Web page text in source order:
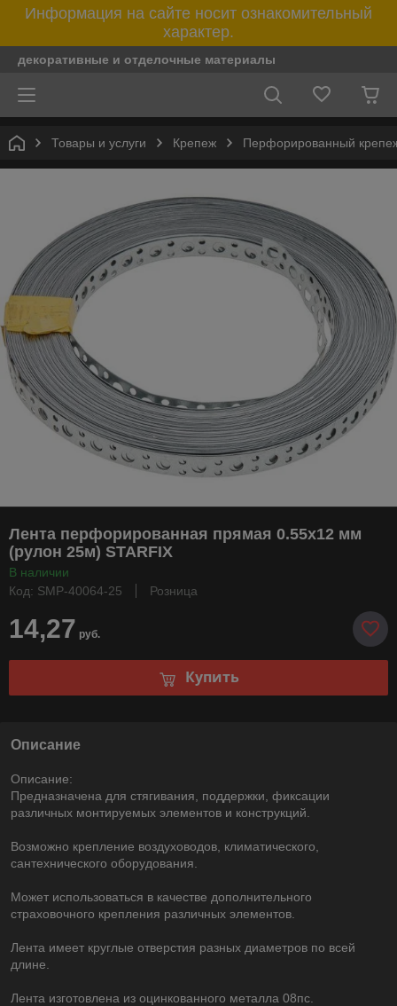
Информация на сайте носит ознакомительный
характер.
декоративные и отделочные материалы
Товары и услуги Крепеж Перфорированный
Лента перфорированная прямая 0.55х12 мм
(рулон 25м) STARFIX
В наличии
Код: SMP-40064-25
Розница
14,27 руб.
Купить
Описание
Описание:
Предназначена для стягивания, поддержки, фиксации
различных монтируемых элементов и конструкций.
Возможно крепление воздуховодов, климатического,
сантехнического оборудования.
Может использоваться в качестве дополнительного
страховочного крепления различных элементов.
Лента имеет круглые отверстия разных диаметров по всей
длине.
Лента изготовлена из оцинкованного металла 08пс.